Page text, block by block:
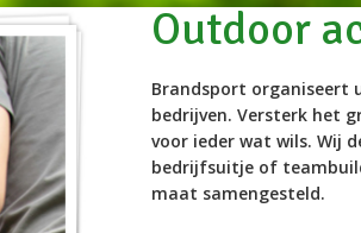
Outdoor
Brandsport organiseert
bedrijven. Versterk het
voor ieder wat wils. Wij
bedrijfsuitje of
maat samengesteld.